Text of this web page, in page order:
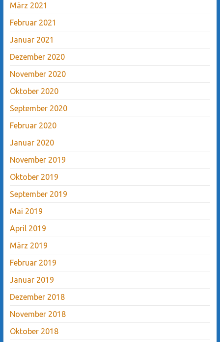
März 2021
Februar 2021
Januar 2021
Dezember 2020
November 2020
Oktober 2020
September 2020
Februar 2020
Januar 2020
November 2019
Oktober 2019
September 2019
Mai 2019
April 2019
März 2019
Februar 2019
Januar 2019
Dezember 2018
November 2018
Oktober 2018